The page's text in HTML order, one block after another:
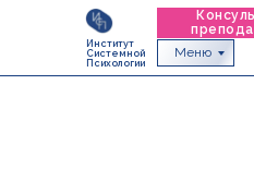
Институт
Системной
Психологии
Меню